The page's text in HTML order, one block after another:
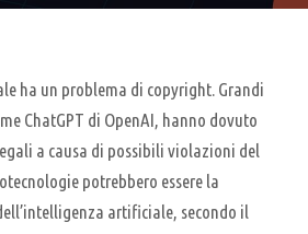
ha un problema di copyright. Grandi
ChatGPT di OpenAI, hanno dovuto
a causa di possibili violazioni del
potrebbero essere la
artificiale, secondo il